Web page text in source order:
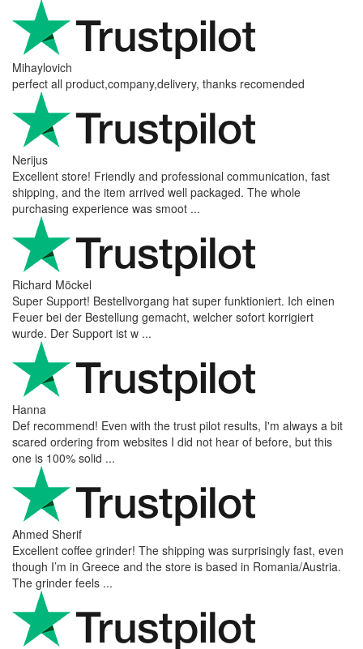
Mihaylovich
perfect all product,company,delivery, thanks recomended
Nerijus
Excellent store! Friendly and professional communication, fast
shipping, and the item arrived well packaged. The whole
purchasing experience was smoot ...
Richard Möckel
Super Support! Bestellvorgang hat super funktioniert. Ich einen
Feuer bei der Bestellung gemacht, welcher sofort korrigiert
wurde. Der Support ist w ...
Hanna
Def recommend! Even with the trust pilot results, I'm always a bit
scared ordering from websites I did not hear of before, but this
one is 100% solid ...
Ahmed Sherif
Excellent coffee grinder! The shipping was surprisingly fast, even
though I’m in Greece and the store is based in Romania/Austria.
The grinder feels ...